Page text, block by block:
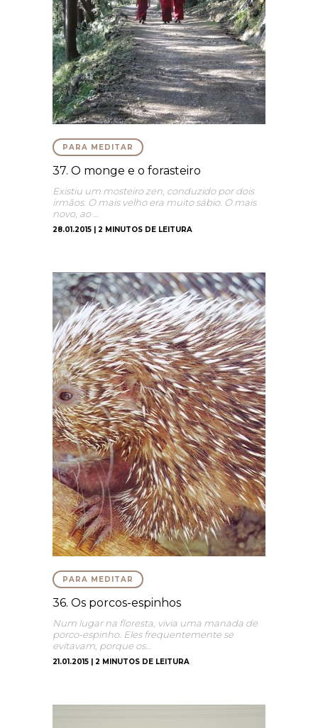
PARA MEDITAR
37. O monge e o forasteiro
Existiu um mosteiro zen, conduzido por dois
irmãos. O mais velho era muito sábio. O mais
novo, ao …
28.01.2015 | 2 MINUTOS DE LEITURA
PARA MEDITAR
36. Os porcos-espinhos
Num lugar na floresta, vivia uma manada de
porco-espinho. Eles frequentemente se
evitavam, porque os…
21.01.2015 | 2 MINUTOS DE LEITURA